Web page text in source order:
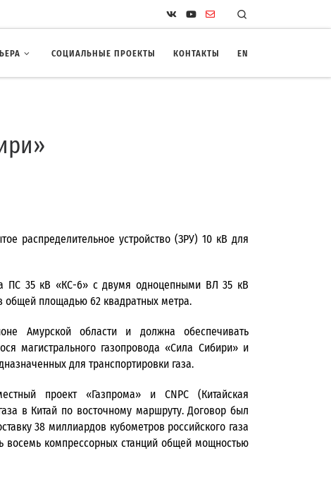
СОЦИАЛЬНЫЕ ПРОЕКТЫ КОНТАКТЫ EN
распределительное устройство (ЗРУ) 10 кВ для
ПС 35 кВ «КС-6» с двумя одноцепными ВЛ 35 кВ
общей площадью 62 квадратных метра.
Амурской области и должна обеспечивать
магистрального газопровода «Сила Сибири» и
для транспортировки газа.
проект «Газпрома» и CNPC (Китайская
в Китай по восточному маршруту. Договор был
38 миллиардов кубометров российского газа
восемь компрессорных станций общей мощностью